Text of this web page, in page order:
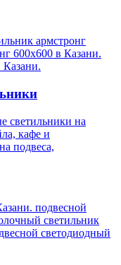
армстронг
600х600 в Казани.
Казани.
светильники на
кафе и
подвеса,
подвесной
светильник
светодиодный